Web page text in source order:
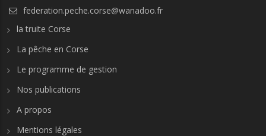
federation.peche.corse@wanadoo.fr
la truite Corse
La pêche en Corse
Le programme de gestion
Nos publications
A propos
Mentions légales